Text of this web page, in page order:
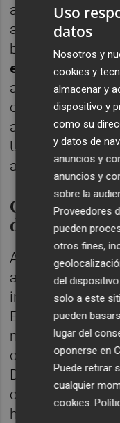
apenas han
aplica un
baldosas de la
española, Ascer,
aplicación de
consisten en
aquellos países
UE con
ambientales y
Competencia
destinos
Asimismo, la
acrecentando
internacionales
España. Esta
motivada por el
condiciones de
De esta manera,
cerámica india
han subido en
Uso
datos
Nosotros y
cookies y
almacenar y
dispositivo y
como su
y datos de
anuncios y
anuncios y
sobre la
Proveedores
pueden
otros fines,
del
solo a este
pueden
lugar del
oponerse en
Puede retirar
cualquier
cookies .